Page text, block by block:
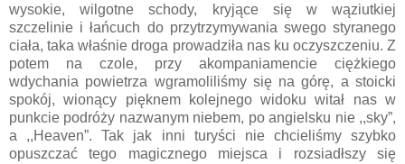
wysokie, wilgotne schody, kryjące się w wąziutkiej
szczelinie i łańcuch do przytrzymywania swego styranego
ciała, taka właśnie droga prowadziła nas ku oczyszczeniu. Z
potem na czole, przy akompaniamencie ciężkiego
wdychania powietrza wgramoliliśmy się na górę, a stoicki
spokój, wionący pięknem kolejnego widoku witał nas w
punkcie podróży nazwanym niebem, po angielsku nie ,,sky”,
a ,,Heaven”. Tak jak inni turyści nie chcieliśmy szybko
opuszczać tego magicznego miejsca i rozsiadłszy się